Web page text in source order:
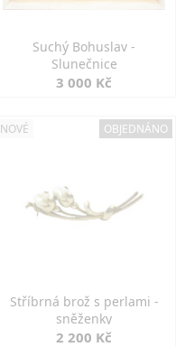
Suchý Bohuslav -
Slunečnice
3 000 Kč
NOVÉ OBJEDNÁNO
Stříbrná brož s perlami -
sněženky
2 200 Kč